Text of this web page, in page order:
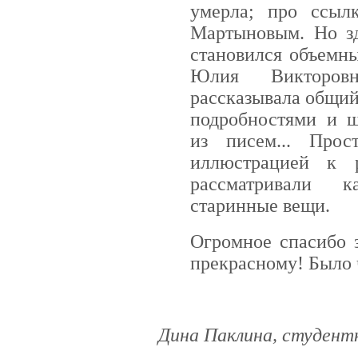
умерла; про
Мартыновым. Но
становился
Юлия
рассказывала
подробностями и
из писем...
иллюстрацией к
рассматривали
старинные вещи.
Огромное спасибо
прекрасному! Было
Дина Паклина,